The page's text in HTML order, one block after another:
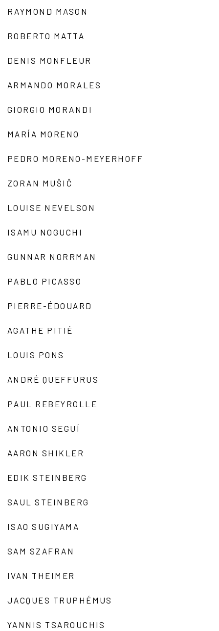
RAYMOND MASON
ROBERTO MATTA
DENIS MONFLEUR
ARMANDO MORALES
GIORGIO MORANDI
MARÍA MORENO
PEDRO MORENO-MEYERHOFF
ZORAN MUŠIČ
LOUISE NEVELSON
ISAMU NOGUCHI
GUNNAR NORRMAN
PABLO PICASSO
PIERRE-ÉDOUARD
AGATHE PITIÉ
LOUIS PONS
ANDRÉ QUEFFURUS
PAUL REBEYROLLE
ANTONIO SEGUÍ
AARON SHIKLER
EDIK STEINBERG
SAUL STEINBERG
ISAO SUGIYAMA
SAM SZAFRAN
IVAN THEIMER
JACQUES TRUPHÉMUS
YANNIS TSAROUCHIS